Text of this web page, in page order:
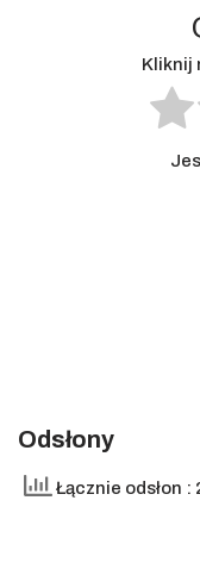
Kliknij
Odsłony
Łącznie odsłon :